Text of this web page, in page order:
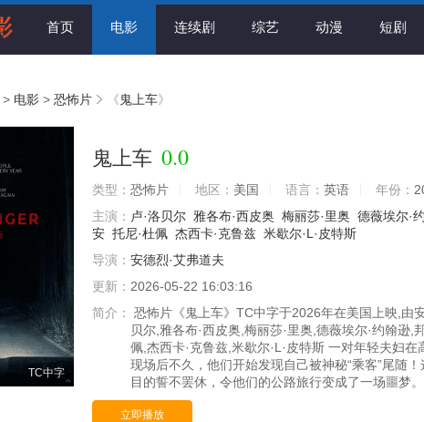
首页 电影 连续剧 综艺 动漫 短剧
> 电影 > 恐怖片 《鬼上车》
TC中字
鬼上车 0.0
类型： 恐怖片 地区： 美国 语言： 英语 年份：
主演： 卢·洛贝尔 雅各布·西皮奥 梅丽莎·里奥 德薇埃尔·
安 托尼·杜佩 杰西卡·克鲁兹 米歇尔·L·皮特斯
导演： 安德烈·艾弗道夫
更新： 2026-05-22 16:03:16
简介：
恐怖片《鬼上车》TC中字于2026年在美国上映,由
贝尔,雅各布·西皮奥,梅丽莎·里奥,德薇埃尔·约翰逊,
佩,杰西卡·克鲁兹,米歇尔·L·皮特斯 一对年轻夫妇
现场后不久，他们开始发现自己被神秘“乘客”尾随
目的誓不罢休，令他们的公路旅行变成了一场噩梦。
立即播放